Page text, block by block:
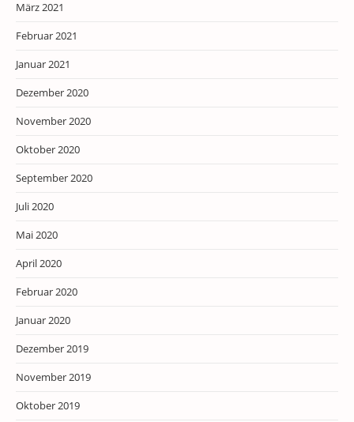
März 2021
Februar 2021
Januar 2021
Dezember 2020
November 2020
Oktober 2020
September 2020
Juli 2020
Mai 2020
April 2020
Februar 2020
Januar 2020
Dezember 2019
November 2019
Oktober 2019